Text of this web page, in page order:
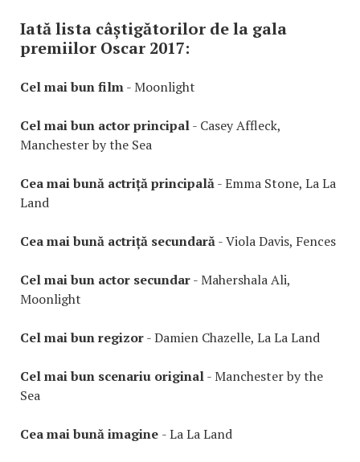
Iată lista câștigătorilor de la gala
premiilor Oscar 2017:
Cel mai bun film- Moonlight
Cel mai bun actor principal- Casey Affleck,
Manchester by the Sea
Cea mai bună actriță principală- Emma Stone, La La
Land
Cea mai bună actriță secundară- Viola Davis, Fences
Cel mai bun actor secundar- Mahershala Ali,
Moonlight
Cel mai bun regizor- Damien Chazelle, La La Land
Cel mai bun scenariu original- Manchester by the
Sea
Cea mai bună imagine - La La Land